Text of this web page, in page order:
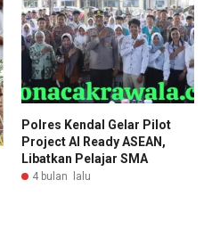
Polres Kendal Gelar Pilot
Project AI Ready ASEAN,
Libatkan Pelajar SMA
4 bulan lalu